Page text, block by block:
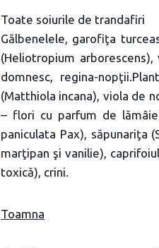
Toate soiurile de trandafiri
Gălbenelele, garofiţa
(Heliotropium
domnesc, regina-
(Matthiola incana), viola de
– flori cu parfum de
paniculata Pax), săpunariţa
marţipan şi vanilie),
toxică), crini.
Toamna